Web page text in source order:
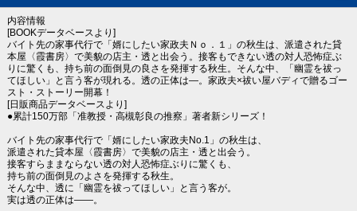
内容情報
[BOOKデータベースより]
バイト先の家事代行で「婿にしたい家政夫Ｎｏ．１」の秋生は、派遣された貸
本屋〈霞書房〉で美貌の店主・透と出会う。接客もできない透の対人恐怖症ぶ
りに驚くも、持ち前の面倒見の良さを発揮する秋生。そんな中、「幽霊を祓っ
てほしい」と言う客が現れる。透の正体は―。家政夫×祓い屋バディで贈るゴー
スト・ストーリー開幕！
[日販商品データベースより]
●累計150万部「准教授・高槻彰良の推察」著者新シリーズ！
バイト先の家事代行で「婿にしたい家政夫No.1」の秋生は、
派遣された貸本屋〈霞書房〉で美貌の店主・透と出会う。
接客すらままならない透の対人恐怖症ぶりに驚くも、
持ち前の面倒見のよさを発揮する秋生。
そんな中、透に「幽霊を祓ってほしい」と言う客が。
実は透の正体は――。